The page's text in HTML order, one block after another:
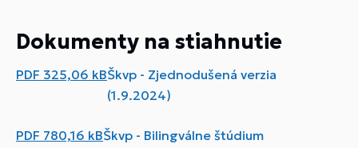
Dokumenty na stiahnutie
PDF 325,06 kBŠkvp - Zjednodušená verzia
(1.9.2024)
PDF 780,16 kBŠkvp - Bilingválne štúdium